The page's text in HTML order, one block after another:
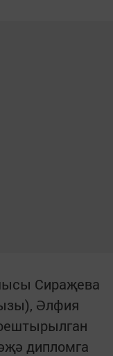
Сираҗева
Әлфия
дипломга